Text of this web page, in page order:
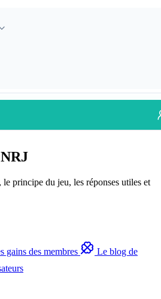
principe du jeu, les réponses utiles et
gains des membres
Le blog de